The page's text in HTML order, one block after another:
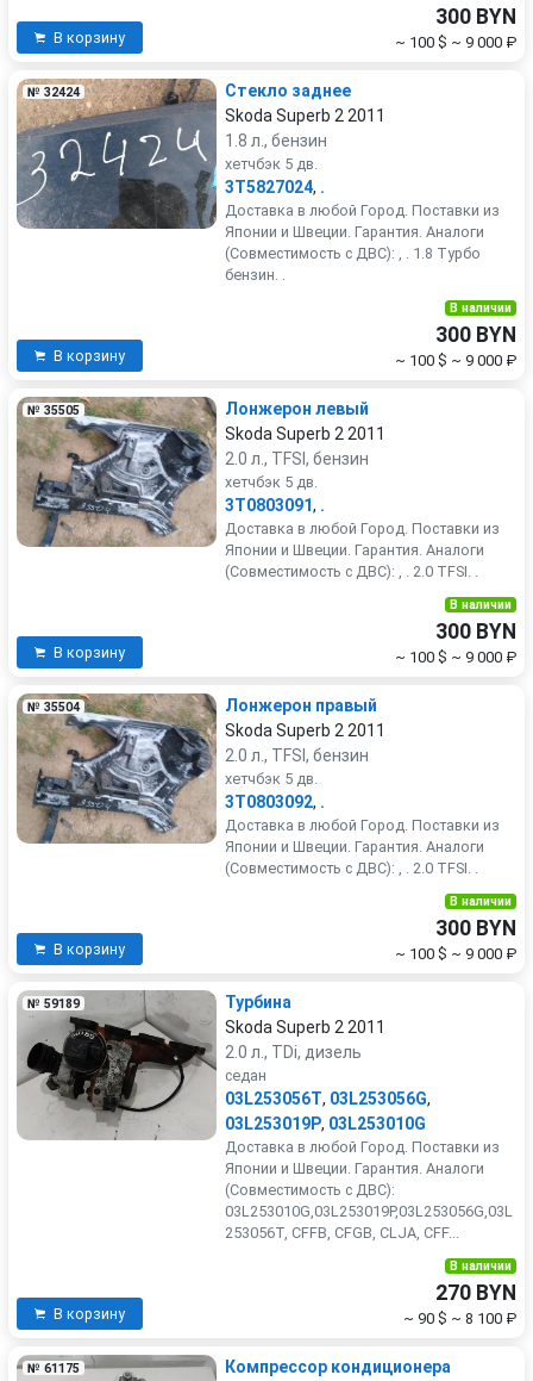
В корзину
300 BYN
~ 100 $ ~ 9 000 ₽
№ 32424
Стекло заднее
Skoda Superb 2 2011
1.8 л., бензин
хетчбэк 5 дв.
3T5827024, .
Доставка в любой Город. Поставки из
Японии и Швеции. Гарантия. Аналоги
(Совместимость с ДВС): , . 1.8 Турбо
бензин. .
В корзину
В наличии
300 BYN
~ 100 $ ~ 9 000 ₽
№ 35505
Лонжерон левый
Skoda Superb 2 2011
2.0 л., TFSI, бензин
хетчбэк 5 дв.
3T0803091, .
Доставка в любой Город. Поставки из
Японии и Швеции. Гарантия. Аналоги
(Совместимость с ДВС): , . 2.0 TFSI. .
В корзину
В наличии
300 BYN
~ 100 $ ~ 9 000 ₽
№ 35504
Лонжерон правый
Skoda Superb 2 2011
2.0 л., TFSI, бензин
хетчбэк 5 дв.
3T0803092, .
Доставка в любой Город. Поставки из
Японии и Швеции. Гарантия. Аналоги
(Совместимость с ДВС): , . 2.0 TFSI. .
В корзину
В наличии
300 BYN
~ 100 $ ~ 9 000 ₽
№ 59189
Турбина
Skoda Superb 2 2011
2.0 л., TDi, дизель
седан
03L253056T, 03L253056G,
03L253019P, 03L253010G
Доставка в любой Город. Поставки из
Японии и Швеции. Гарантия. Аналоги
(Совместимость с ДВС):
03L253010G,03L253019P,03L253056G,03L
253056T, CFFB, CFGB, CLJA, CFF...
В корзину
В наличии
270 BYN
~ 90 $ ~ 8 100 ₽
№ 61175
Компрессор кондиционера